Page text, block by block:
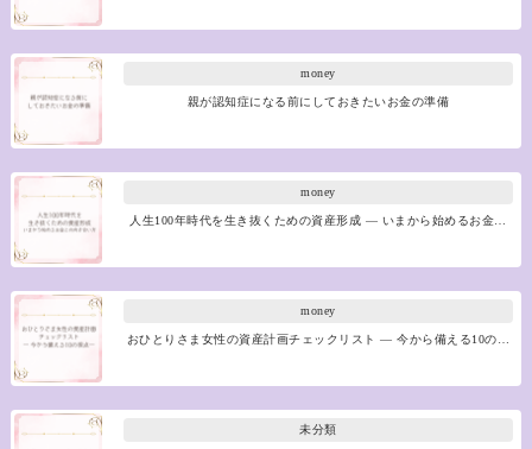
money
親が認知症になる前にしておきたいお金の準備
money
人生100年時代を生き抜くための資産形成 ― いまから始めるお金…
money
おひとりさま女性の資産計画チェックリスト ― 今から備える10の…
未分類